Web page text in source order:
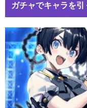
ガチャでキャラを引